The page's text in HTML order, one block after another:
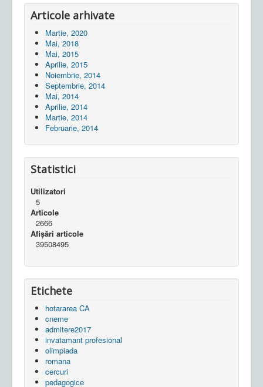
Articole arhivate
Martie, 2020
Mai, 2018
Mai, 2015
Aprilie, 2015
Noiembrie, 2014
Septembrie, 2014
Mai, 2014
Aprilie, 2014
Martie, 2014
Februarie, 2014
Statistici
Utilizatori
5
Articole
2666
Afișări articole
39508495
Etichete
hotararea CA
cneme
admitere2017
invatamant profesional
olimpiada
romana
cercuri
pedagogice